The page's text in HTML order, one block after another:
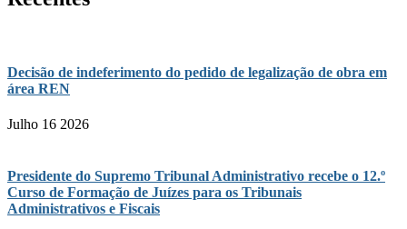
Decisão de indeferimento do pedido de legalização de obra em
área REN
Julho 16 2026
Presidente do Supremo Tribunal Administrativo recebe o 12.º
Curso de Formação de Juízes para os Tribunais
Administrativos e Fiscais